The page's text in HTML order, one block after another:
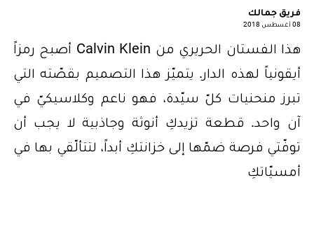
فريق جمالك
08 أغسطس 2018
هذا الفستان الحريري من Calvin Klein أصبح رمزاً
أيقونياً لهذه الدار. يتميّز هذا التصميم بقصّته التي
تبرز منحنيات كلّ سيّدة، فهو ناعم وكلاسيكيّ في
آن واحد. قطعة تزيدكِ أنوثة وجاذبية لا يجب أن
توفّتي فرصة ضمّها إلى خزانتكِ أبداً، لتتألّقي بها في
أمسيّاتكِ